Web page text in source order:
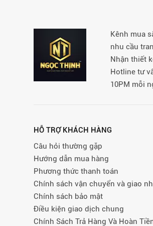
Kênh mua
nhu cầu
Nhận thiết
Hotline tư
10PM mỗi
HỖ TRỢ KHÁCH HÀNG
Câu hỏi thường gặp
Hướng dẫn mua hàng
Phương thức thanh toán
Chính sách vận chuyển và giao
Chính sách bảo mật
Điều kiện giao dịch chung
Chính Sách Trả Hàng Và Hoàn